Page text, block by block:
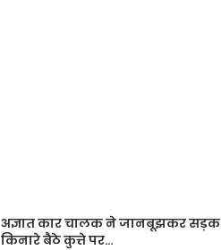
अज्ञात कार चालक ने जानबूझकर सड़क
किनारे बैठे कुत्ते पर…